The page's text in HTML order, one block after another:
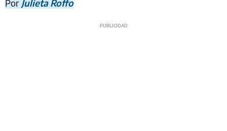
PorJulieta Roffo